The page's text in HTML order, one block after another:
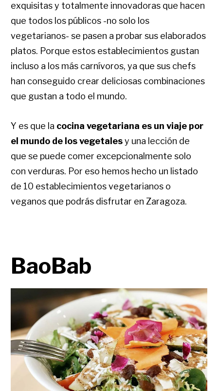
exquisitas y totalmente innovadoras que hacen
que todos los públicos -no solo los
vegetarianos- se pasen a probar sus elaborados
platos. Porque estos establecimientos gustan
incluso a los más carnívoros, ya que sus chefs
han conseguido crear deliciosas combinaciones
que gustan a todo el mundo.
Y es que la cocina vegetariana es un viaje por
el mundo de los vegetalesy una lección de
que se puede comer excepcionalmente solo
con verduras. Por eso hemos hecho un listado
de 10 establecimientos vegetarianos o
veganos que podrás disfrutar en Zaragoza.
BaoBab